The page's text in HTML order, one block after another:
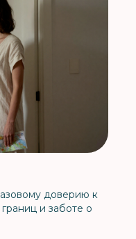
доверию к
и заботе о